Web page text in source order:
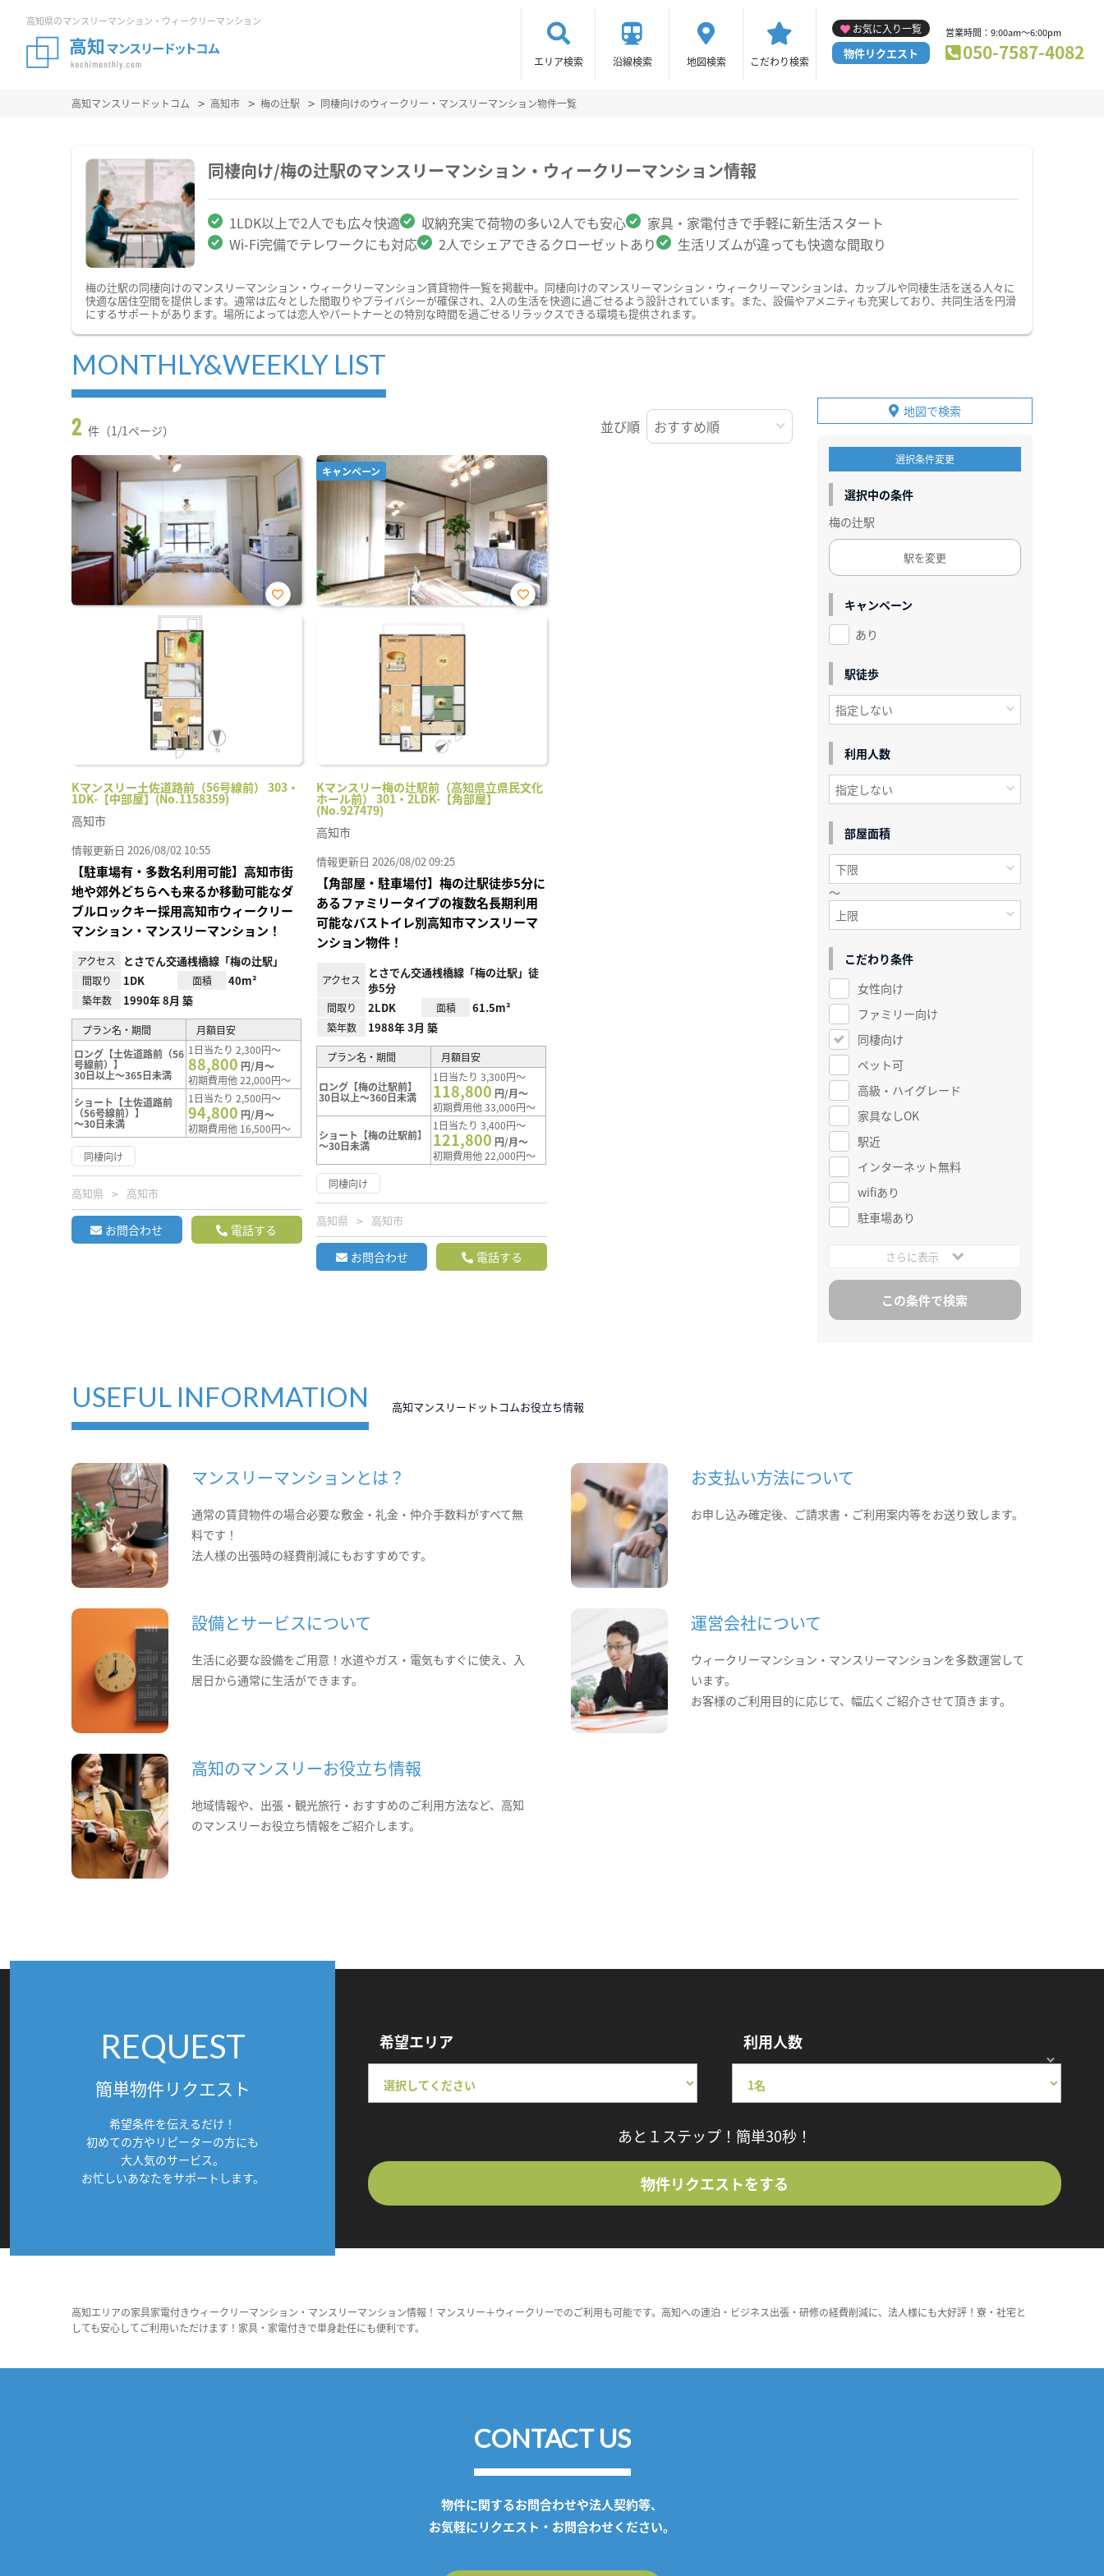
高知県のマンスリーマンション・ウィークリーマンション
エリア検索 沿線検索 地図検索 こだわり検索
お気に入り一覧
物件リクエスト
営業時間：9:00am～6:00pm
050-7587-4082
高知マンスリードットコム 高知市 梅の辻駅 同棲向けのウィークリー・マンスリーマンション物件一覧
同棲向け/梅の辻駅のマンスリーマンション・ウィークリーマンション情報
1LDK以上で2人でも広々快適 収納充実で荷物の多い2人でも安心
家具・家電付きで手軽に新生活スタート
Wi-Fi完備でテレワークにも対応
2人でシェアできるクローゼットあり 生活リズムが違っても快適な間取り
梅の辻駅の同棲向けのマンスリーマンション・ウィークリーマンション賃貸物件一覧を掲載中。同棲向けのマンスリーマンション・ウィークリーマンションは、カップルや同棲生活を送る人々に
快適な居住空間を提供します。通常は広々とした間取りやプライバシーが確保され、2人の生活を快適に過ごせるよう設計されています。また、設備やアメニティも充実しており、共同生活を円滑
にするサポートがあります。場所によっては恋人やパートナーとの特別な時間を過ごせるリラックスできる環境も提供されます。
MONTHLY&WEEKLY LIST
2 件（1/1ページ） 並び順
Kマンスリー土佐道路前（56号線前） 303・
1DK-【中部屋】(No.1158359)
お気
高知市
情報更新日 2026/08/02 10:55
【駐車場有・多数名利用可能】高知市街
地や郊外どちらへも来るか移動可能なダ
ブルロックキー採用高知市ウィークリー
マンション・マンスリーマンション！
アクセス とさでん交通桟橋線「梅の辻駅」
間取り 1DK 面積 40m²
築年数 1990年 8月 築
プラン名・期間
月額目安
ロング【土佐道路前（56
号線前）】
30日以上～365日未満
1日当たり 2,300円～
88,800 円/月～
初期費用他 22,000円～
ショート【土佐道路前
（56号線前）】
～30日未満
1日当たり 2,500円～
94,800 円/月～
初期費用他 16,500円～
同棲向け
高知県 高知市
お問合わせ 電話する
キャンペーン
Kマンスリー梅の辻駅前（高知県立県民文化
ホール前） 301・2LDK-【角部屋】
(No.927479)
お気
高知市
情報更新日 2026/08/02 09:25
【角部屋・駐車場付】梅の辻駅徒歩5分に
あるファミリータイプの複数名長期利用
可能なバストイレ別高知市マンスリーマ
ンション物件！
アクセス
とさでん交通桟橋線「梅の辻駅」徒
歩5分
間取り 2LDK 面積 61.5m²
築年数 1988年 3月 築
プラン名・期間 月額目安
ロング【梅の辻駅前】
30日以上～360日未満
1日当たり 3,300円～
118,800 円/月～
初期費用他 33,000円～
ショート【梅の辻駅前】
～30日未満
1日当たり 3,400円～
121,800 円/月～
初期費用他 22,000円～
同棲向け
高知県 高知市
お問合わせ 電話する
地図で検索
選択条件変更
選択中の条件
梅の辻駅
駅を変更
キャンペーン
あり
駅徒歩
利用人数
部屋面積
～
こだわり条件
女性向け
ファミリー向け
同棲向け
ペット可
高級・ハイグレード
家具なしOK
駅近
インターネット無料
wifiあり
駐車場あり
さらに表示
USEFUL INFORMATION 高知マンスリードットコムお役立ち情報
マンスリーマンションとは？
通常の賃貸物件の場合必要な敷金・礼金・仲介手数料がすべて無
料です！
法人様の出張時の経費削減にもおすすめです。
お支払い方法について
お申し込み確定後、ご請求書・ご利用案内等をお送り致します。
設備とサービスについて
生活に必要な設備をご用意！水道やガス・電気もすぐに使え、入
居日から通常に生活ができます。
運営会社について
ウィークリーマンション・マンスリーマンションを多数運営して
います。
お客様のご利用目的に応じて、幅広くご紹介させて頂きます。
高知のマンスリーお役立ち情報
地域情報や、出張・観光旅行・おすすめのご利用方法など、高知
のマンスリーお役立ち情報をご紹介します。
REQUEST
簡単物件リクエスト
希望条件を伝えるだけ！
初めての方やリピーターの方にも
大人気のサービス。
お忙しいあなたをサポートします。
希望エリア 利用人数
あと１ステップ！簡単30秒！
物件リクエストをする
高知エリアの家具家電付きウィークリーマンション・マンスリーマンション情報！マンスリー＋ウィークリーでのご利用も可能です。高知への連泊・ビジネス出張・研修の経費削減に、法人様にも大好評！寮・社宅と
しても安心してご利用いただけます！家具・家電付きで単身赴任にも便利です。
CONTACT US
物件に関するお問合わせや法人契約等、
お気軽にリクエスト・お問合わせください。